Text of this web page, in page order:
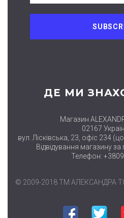
ДЕ МИ
Магазин
02167
вул. Лісківська, 23, офіс 234
Відвідування магазину
Телефон:
© 2009-2018 ТМ АЛЕКСАНДРА
Facebook Twitter